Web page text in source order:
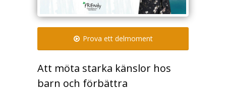
Prova ett delmoment
Att möta starka känslor hos
barn och förbättra